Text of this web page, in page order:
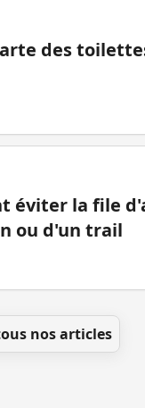
des
éviter la file
ou d'un trail
nos articles